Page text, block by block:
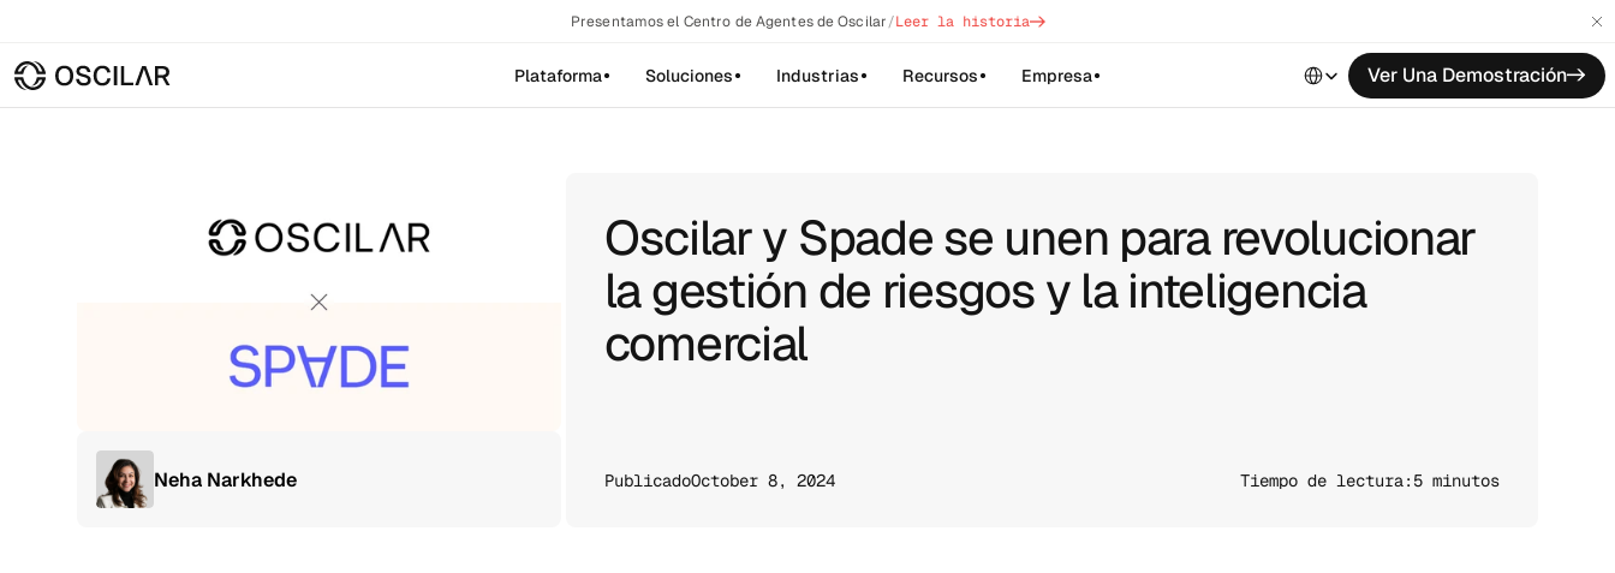
Presentamos el Centro de Agentes de Oscilar/Leer la historia->
Plataforma Soluciones Industrias Recursos Empresa
Select LanguageVer Una Demostración->
Neha Narkhede
Oscilar y Spade se unen para revolucionar
la gestión de riesgos y la inteligencia
comercial
PublicadoOctober 8, 2024 Tiempo de lectura: 5 minutos